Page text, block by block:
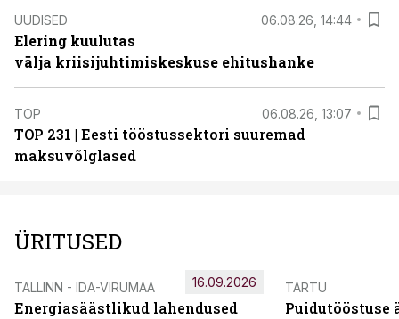
UUDISED 06.08.26, 14:44
Elering kuulutas
välja kriisijuhtimiskeskuse ehitushanke
TOP 06.08.26, 13:07
TOP 231 | Eesti tööstussektori suuremad
maksuvõlglased
ÜRITUSED
TALLINN - IDA-VIRUMAA
Energiasäästlikud lahendused
16.09.2026 TARTU
Puidutööstuse